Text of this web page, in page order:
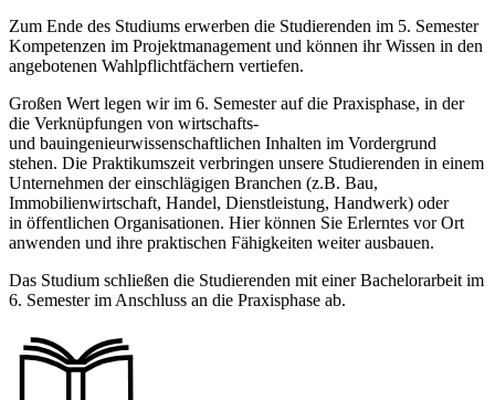
Zum Ende des Studiums erwerben die Studierenden im 5. Semester
Kompetenzen im Projektmanagement und können ihr Wissen in den
angebotenen Wahlpflichtfächern vertiefen.
Großen Wert legen wir im 6. Semester auf die Praxisphase, in der
die Verknüpfungen von wirtschafts-
und bauingenieurwissenschaftlichen Inhalten im Vordergrund
stehen. Die Praktikumszeit verbringen unsere Studierenden in einem
Unternehmen der einschlägigen Branchen (z.B. Bau,
Immobilienwirtschaft, Handel, Dienstleistung, Handwerk) oder
in öffentlichen Organisationen. Hier können Sie Erlerntes vor Ort
anwenden und ihre praktischen Fähigkeiten weiter ausbauen.
Das Studium schließen die Studierenden mit einer Bachelorarbeit im
6. Semester im Anschluss an die Praxisphase ab.